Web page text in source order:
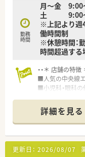
勤務
時間
月～金 9:00
土 9:00
※上記より週
働時間制
※休憩時間：
時間超過す
・・＊ 店舗の特徴
■人気の中央線
■小児科・眼科
■常勤・非常勤
を少なく
落ち着いて業務
※配属先は面接
・・＊ 企業の特徴
詳細を見る
更新日： 2026/08/07